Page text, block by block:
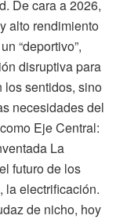
De cara a 2026,
alto rendimiento
“deportivo”,
disruptiva para
los sentidos, sino
necesidades del
Eje Central:
La
futuro de los
la electrificación.
de nicho, hoy